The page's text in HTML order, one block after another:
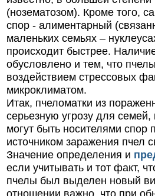
(нозематозом). Кроме того,
спор - алиментарный
маленьких семьях –
происходит быстрее.
обусловлено ​​и тем, что
воздействием стрессовых
микроклиматом.
Итак, пчеломатки из
серьезную угрозу для
могут быть носителями спор
источником заражения пчел
Значение определения и
если учитывать и тот факт,
пчелы был выделен новый